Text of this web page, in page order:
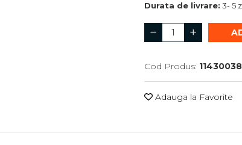
Durata de livrare: 3- 5
Cod Produs: 11430038
Adauga la Favorite